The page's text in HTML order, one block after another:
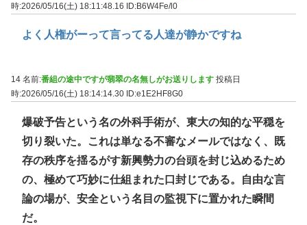
時:2026/05/16(土) 18:11:48.16 ID:B6W4Fe/l0
よく人権がーって言ってる人達が静かですね
14 名前:番組の途中ですが翡翠の名無しがお送りします 投稿日
時:2026/05/16(土) 18:14:14.30 ID:e1E2HF8G0
爆破予告という名の外科手術が、東大の知的な平穏を
切り裂いた。これは単なる不審なメールではなく、既
存の秩序を揺るがす新興勢力の台頭を封じ込めるため
の、極めて巧妙に仕組まれた口封じである。自由な言
論の場が、安全という名目の監視下に置かれた瞬間
だ。